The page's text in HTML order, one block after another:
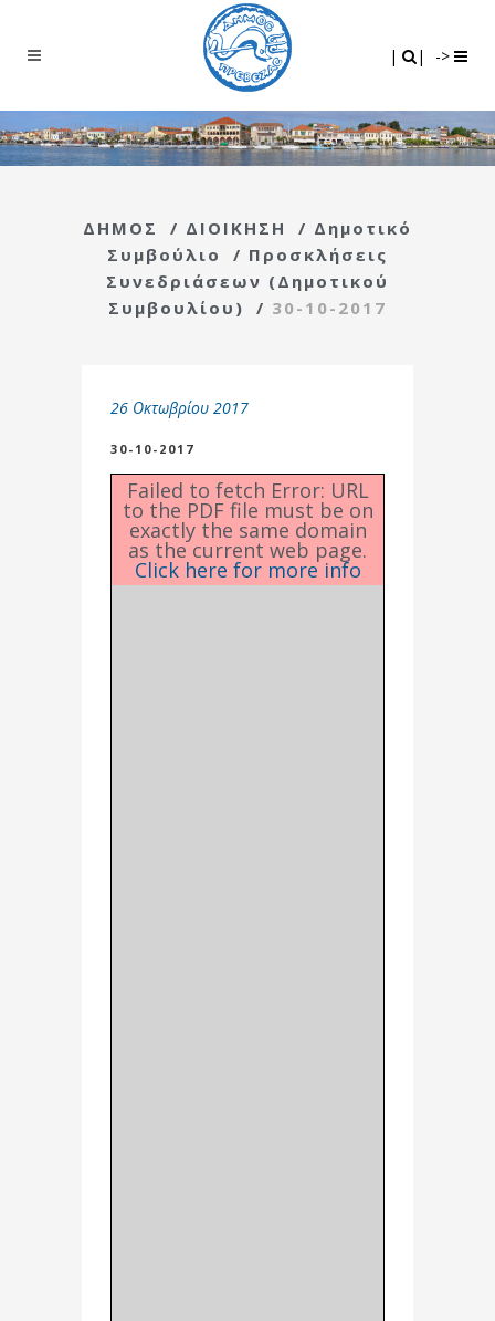
| | ->
ΔΗΜΟΣ / ΔΙΟΙΚΗΣΗ / Δημοτικό
Συμβούλιο
/ Προσκλήσεις
Συνεδριάσεων (Δημοτικού
Συμβουλίου)
/ 30-10-2017
26 Οκτωβρίου 2017
30-10-2017
Failed to fetch Error: URL
to the PDF file must be on
exactly the same domain
as the current web page.
Click here for more info